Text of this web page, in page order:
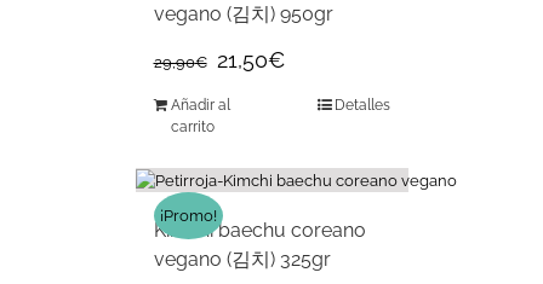
vegano (김치) 950gr
29,90€ 21,50€
Añadir al
carrito
Detalles
¡Promo!
Kimchi baechu coreano
vegano (김치) 325gr